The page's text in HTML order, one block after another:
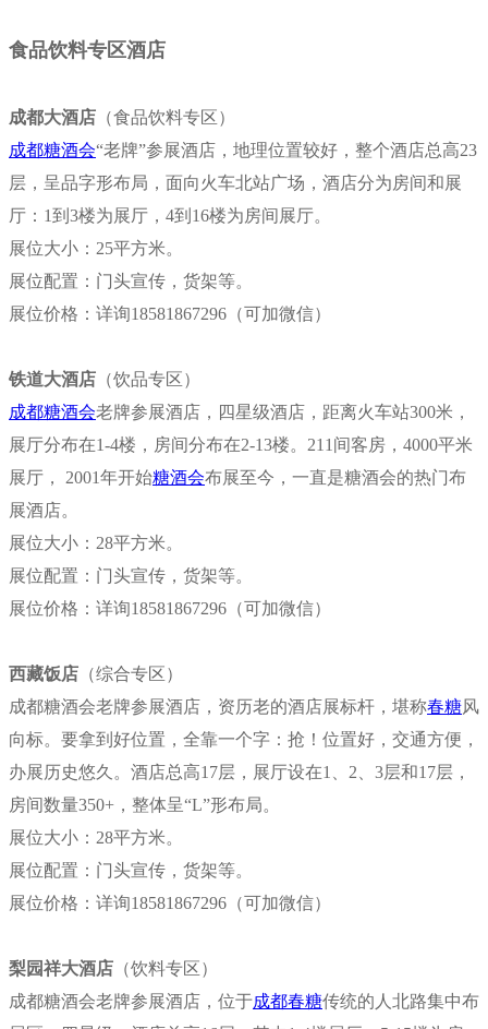
食品饮料专区酒店
成都大酒店 （食品饮料专区）
成都糖酒会“老牌”参展酒店，地理位置较好，整个酒店总高23
层，呈品字形布局，面向火车北站广场，酒店分为房间和展
厅：1到3楼为展厅，4到16楼为房间展厅。
展位大小：25平方米。
展位配置：门头宣传，货架等。
展位价格：详询18581867296（可加微信）
铁道大酒店 （饮品专区）
成都糖酒会老牌参展酒店，四星级酒店，距离火车站300米，
展厅分布在1-4楼，房间分布在2-13楼。211间客房，4000平米
展厅， 2001年开始糖酒会布展至今，一直是糖酒会的热门布
展酒店。
展位大小：28平方米。
展位配置：门头宣传，货架等。
展位价格： 详询18581867296（可加微信）
西藏饭店 （综合专区）
成都糖酒会老牌参展酒店，资历老的酒店展标杆，堪称春糖风
向标。要拿到好位置，全靠一个字：抢！位置好，交通方便，
办展历史悠久。酒店总高17层，展厅设在1、2、3层和17层，
房间数量350+，整体呈“L”形布局。
展位大小：28平方米。
展位配置：门头宣传，货架等。
展位价格： 详询18581867296（可加微信）
梨园祥大酒店 （饮料专区）
成都糖酒会老牌参展酒店，位于成都春糖传统的人北路集中布